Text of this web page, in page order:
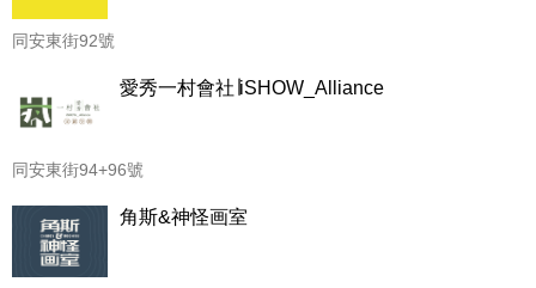
同安東街92號
愛秀一村會社∣iSHOW_Alliance
同安東街94+96號
角斯&神怪画室